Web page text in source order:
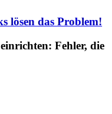
lösen das Problem!
Fehler, die